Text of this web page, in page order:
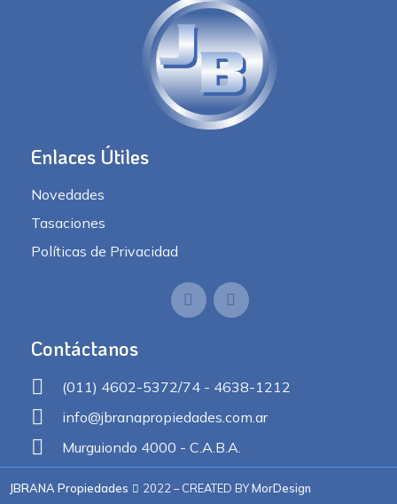
Enlaces Útiles
Novedades
Tasaciones
Políticas de Privacidad
Contáctanos
(011) 4602-5372/74 - 4638-1212
info@jbranapropiedades.com.ar
Murguiondo 4000 - C.A.B.A.
JBRANA Propiedades 2022 – CREATED BYMorDesign